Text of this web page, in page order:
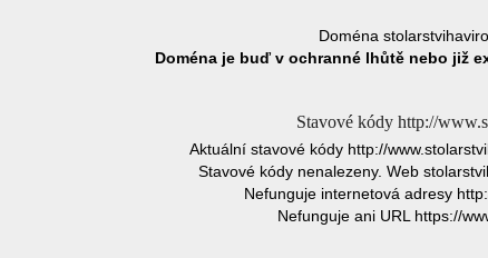
Doména
Doména je buď v ochranné lhůtě nebo již
Stavové kódy http://
Aktuální stavové kódy http://
Stavové kódy nenalezeny. Web
Nefunguje internetová adresy
Nefunguje ani URL https://